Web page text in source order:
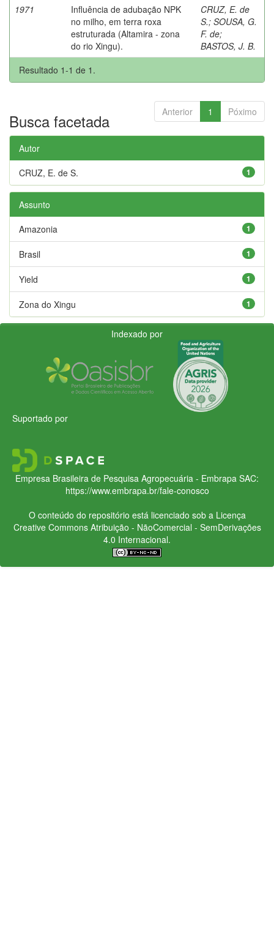
1971
Influência de adubação NPK
no milho, em terra roxa
estruturada (Altamira - zona
do rio Xingu).
CRUZ, E. de
S.; SOUSA, G.
F. de;
BASTOS, J. B.
Resultado 1-1 de 1.
Anterior 1 Póximo
Busca facetada
Autor
1
CRUZ, E. de S.
Assunto
1
Amazonia
1
Brasil
1
Yield
1
Zona do Xingu
Indexado por
Suportado por
Empresa Brasileira de Pesquisa Agropecuária - Embrapa SAC:
https://www.embrapa.br/fale-conosco
O conteúdo do repositório está licenciado sob a Licença
Creative CommonsAtribuição - NãoComercial - SemDerivações
4.0 Internacional.